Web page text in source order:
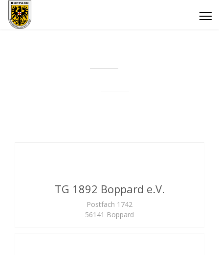
TG 1892 Boppard e.V.
Postfach 1742
56141 Boppard